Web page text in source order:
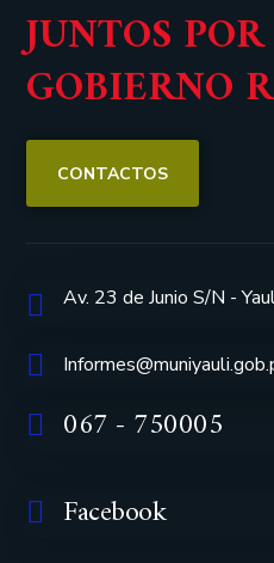
JUNTOS
GOBIERNO
CONTACTOS
Av. 23 de Junio S/N -
067 - 750005
Facebook